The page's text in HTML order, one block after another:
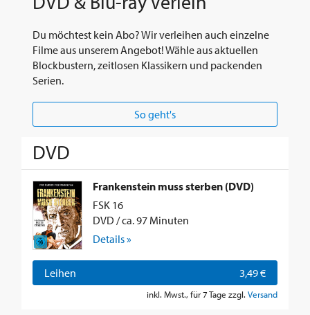
Du möchtest kein Abo? Wir verleihen auch einzelne
Filme aus unserem Angebot! Wähle aus aktuellen
Blockbustern, zeitlosen Klassikern und packenden
Serien.
So geht's
DVD
Frankenstein muss sterben (DVD)
FSK 16
DVD / ca. 97 Minuten
Details »
Leihen 3,49 €
inkl. Mwst., für 7 Tage zzgl. Versand